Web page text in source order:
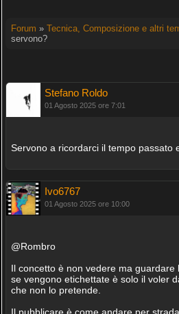
Forum » Tecnica, Composizione e altri
servono?
Stefano Roldo
01 Agosto 2025 ore 7:01
Servono a ricordarci il tempo passato
Ivo6767
01 Agosto 2025 ore 10:00
@Rombro
Il concetto è non vedere ma guardare
se vengono etichettate è solo il voler
che non lo pretende.